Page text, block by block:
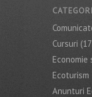
Cursuri
Economie
Ecoturism
Anunturi